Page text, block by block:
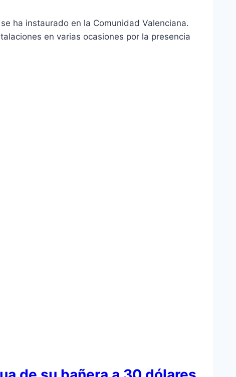
ha instaurado en la Comunidad Valenciana.
en varias ocasiones por la presencia